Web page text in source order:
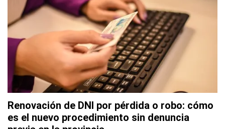
Renovación de DNI por pérdida o robo: cómo
es el nuevo procedimiento sin denuncia